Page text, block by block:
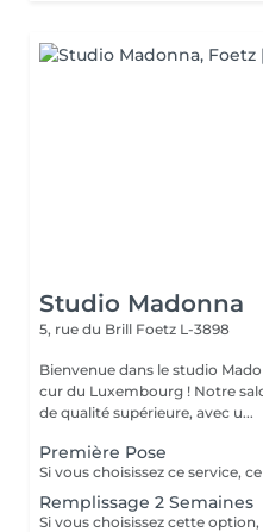
Studio Madonna
5, rue du Brill Foetz L-3898
Bienvenue dans le studio
cur du Luxembourg ! Notre
de qualité supérieure, avec u...
Première Pose
Remplissage 2 Semaines